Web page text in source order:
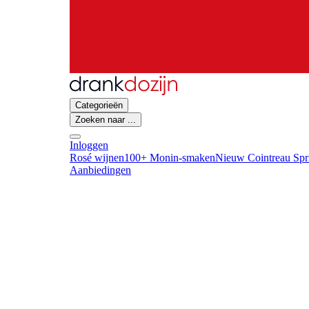
Categorieën
Zoeken naar ...
Inloggen
Rosé wijnen100+ Monin-smakenNieuw Cointreau
Aanbiedingen